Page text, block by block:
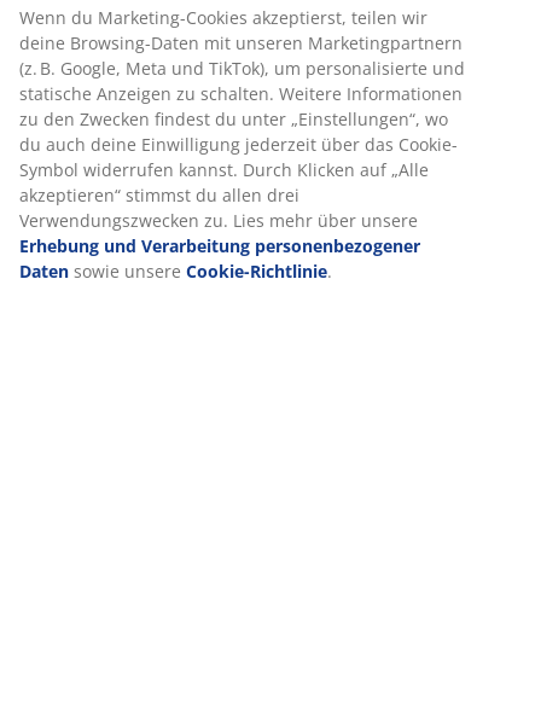
Artikelnummer: 3726115
Produkteigenschaften
Bewertungen
(1)
Wenn du Marketing-Cookies akzeptierst, teilen wir
deine Browsing-Daten mit unseren Marketingpartnern
(z. B. Google, Meta und TikTok), um personalisierte und
statische Anzeigen zu schalten. Weitere Informationen
zu den Zwecken findest du unter „Einstellungen“, wo
du auch deine Einwilligung jederzeit über das Cookie-
Symbol widerrufen kannst. Durch Klicken auf „Alle
akzeptieren“ stimmst du allen drei
Verwendungszwecken zu. Lies mehr über unsere
Erhebung und Verarbeitung personenbezogener
Daten sowie unsere Cookie-Richtlinie.